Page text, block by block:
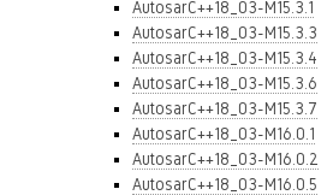
AutosarC++18_03-M15.3.1
AutosarC++18_03-M15.3.3
AutosarC++18_03-M15.3.4
AutosarC++18_03-M15.3.6
AutosarC++18_03-M15.3.7
AutosarC++18_03-M16.0.1
AutosarC++18_03-M16.0.2
AutosarC++18_03-M16.0.5